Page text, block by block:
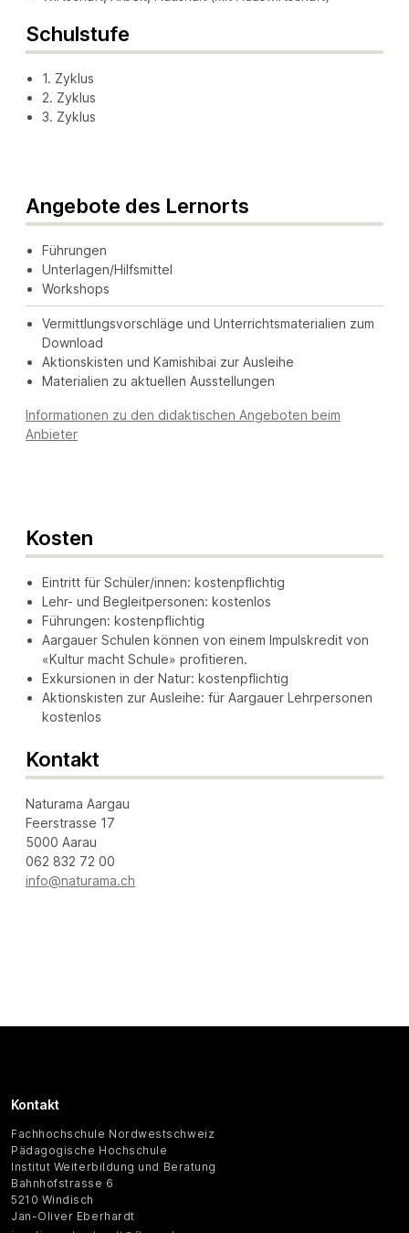
Schulstufe
1. Zyklus
2. Zyklus
3. Zyklus
Angebote des Lernorts
Führungen
Unterlagen/Hilfsmittel
Workshops
Vermittlungsvorschläge und Unterrichtsmaterialien zum
Download
Aktionskisten und Kamishibai zur Ausleihe
Materialien zu aktuellen Ausstellungen
Informationen zu den didaktischen Angeboten beim
Anbieter
Kosten
Eintritt für Schüler/innen: kostenpflichtig
Lehr- und Begleitpersonen: kostenlos
Führungen: kostenpflichtig
Aargauer Schulen können von einem Impulskredit von
«Kultur macht Schule» profitieren.
Exkursionen in der Natur: kostenpflichtig
Aktionskisten zur Ausleihe: für Aargauer Lehrpersonen
kostenlos
Kontakt
Naturama Aargau
Feerstrasse 17
5000 Aarau
062 832 72 00
info@naturama.ch
Kontakt
Fachhochschule Nordwestschweiz
Pädagogische Hochschule
Institut Weiterbildung und Beratung
Bahnhofstrasse 6
5210 Windisch
Jan-Oliver Eberhardt